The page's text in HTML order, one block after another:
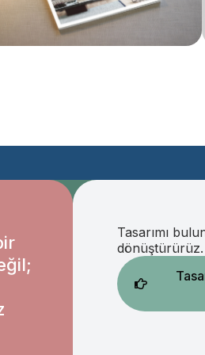
Tasarımı
dönüştürürüz.